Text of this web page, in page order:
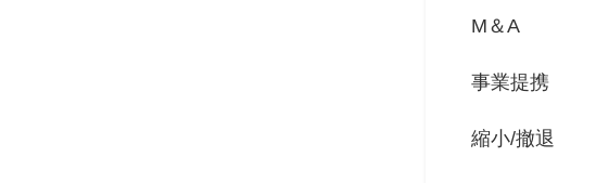
M＆A
事業提携
縮小/撤退